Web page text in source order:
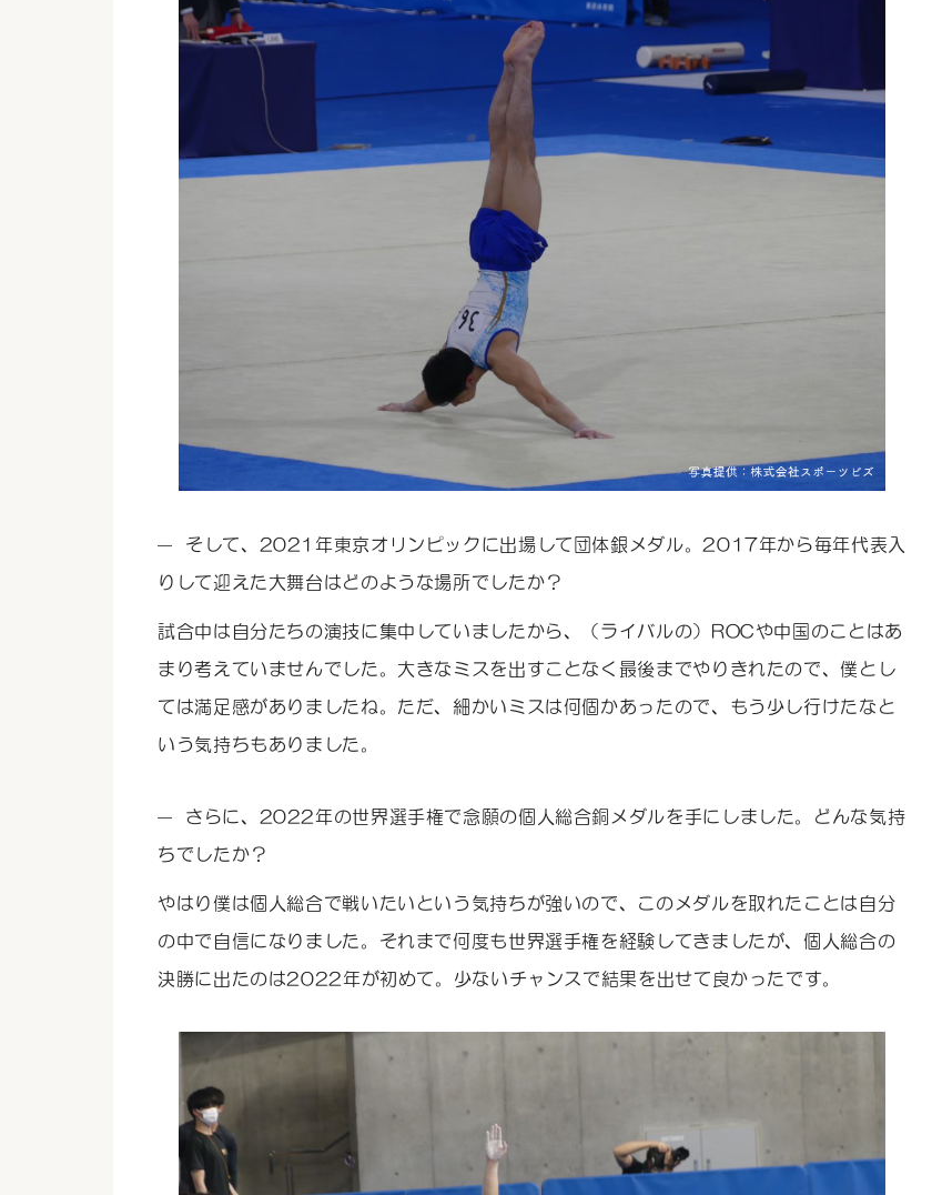
そして、2021年東京オリンピックに出場して団体銀メダル。2017年から毎年代表入
りして迎えた大舞台はどのような場所でしたか？
試合中は自分たちの演技に集中していましたから、（ライバルの）ROCや中国のことはあ
まり考えていませんでした。大きなミスを出すことなく最後までやりきれたので、僕とし
ては満足感がありましたね。ただ、細かいミスは何個かあったので、もう少し行けたなと
いう気持ちもありました。
さらに、2022年の世界選手権で念願の個人総合銅メダルを手にしました。どんな気持
ちでしたか？
やはり僕は個人総合で戦いたいという気持ちが強いので、このメダルを取れたことは自分
の中で自信になりました。それまで何度も世界選手権を経験してきましたが、個人総合の
決勝に出たのは2022年が初めて。少ないチャンスで結果を出せて良かったです。